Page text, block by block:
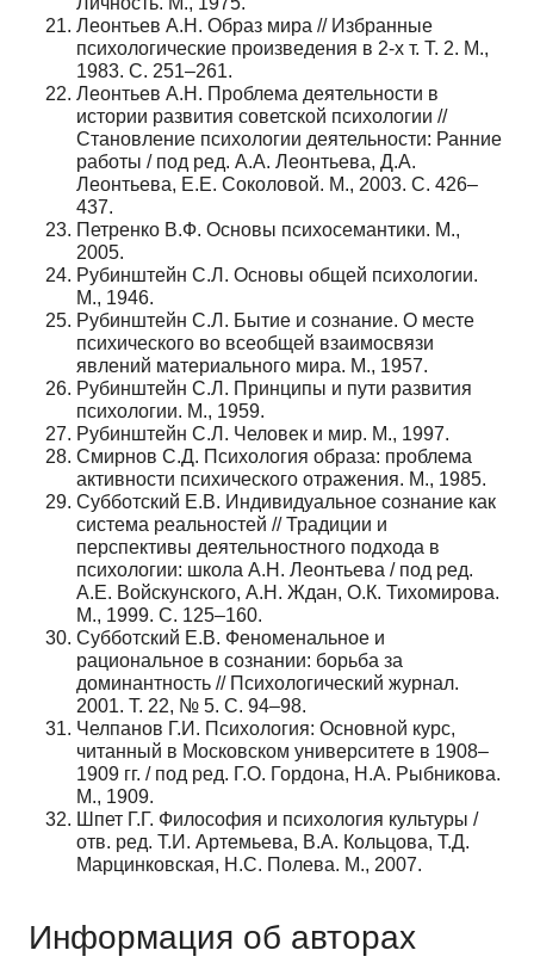
Леонтьев А.Н. Образ мира // Избранные
психологические произведения в 2-х т. Т. 2. М.,
1983. С. 251–261.
Леонтьев А.Н. Проблема деятельности в
истории развития советской психологии //
Становление психологии деятельности: Ранние
работы / под ред. А.А. Леонтьева, Д.А.
Леонтьева, Е.Е. Соколовой. М., 2003. С. 426–
437.
Петренко В.Ф. Основы психосемантики. М.,
2005.
Рубинштейн С.Л. Основы общей психологии.
М., 1946.
Рубинштейн С.Л. Бытие и сознание. О месте
психического во всеобщей взаимосвязи
явлений материального мира. М., 1957.
Рубинштейн С.Л. Принципы и пути развития
психологии. М., 1959.
Рубинштейн С.Л. Человек и мир. М., 1997.
Смирнов С.Д. Психология образа: проблема
активности психического отражения. М., 1985.
Субботский Е.В. Индивидуальное сознание как
система реальностей // Традиции и
перспективы деятельностного подхода в
психологии: школа А.Н. Леонтьева / под ред.
А.Е. Войскунского, А.Н. Ждан, О.К. Тихомирова.
М., 1999. С. 125–160.
Субботский Е.В. Феноменальное и
рациональное в сознании: борьба за
доминантность // Психологический журнал.
2001. Т. 22, № 5. С. 94–98.
Челпанов Г.И. Психология: Основной курс,
читанный в Московском университете в 1908–
1909 гг. / под ред. Г.О. Гордона, Н.А. Рыбникова.
М., 1909.
Шпет Г.Г. Философия и психология культуры /
отв. ред. Т.И. Артемьева, В.А. Кольцова, Т.Д.
Марцинковская, Н.С. Полева. М., 2007.
Информация об авторах